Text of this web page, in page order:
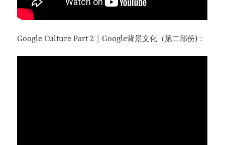
Google Culture Part 2 | Google背景文化（第二部份)：